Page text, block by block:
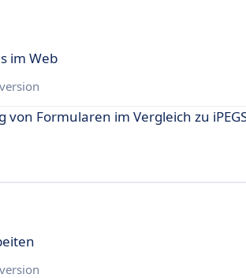
im Web
Formularen im Vergleich zu